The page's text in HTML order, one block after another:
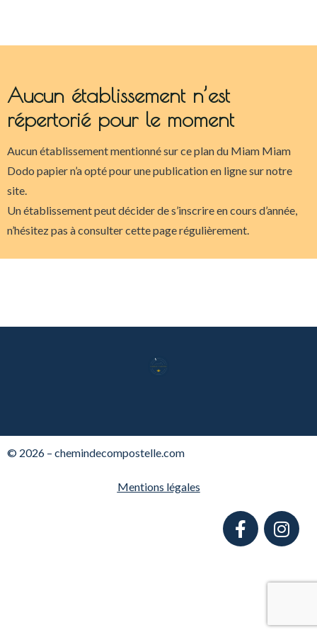
Aucun établissement n’est
répertorié pour le moment
Aucun établissement mentionné sur ce plan du Miam Miam
Dodo papier n’a opté pour une publication en ligne sur notre
site.
Un établissement peut décider de s’inscrire en cours d’année,
n’hésitez pas à consulter cette page régulièrement.
© 2026 – chemindecompostelle.com
Mentions légales